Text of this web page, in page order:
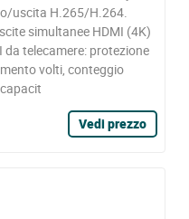
uscita H.265/H.264.
simultanee HDMI (4K)
da telecamere: protezione
volti, conteggio
Vedi prezzo